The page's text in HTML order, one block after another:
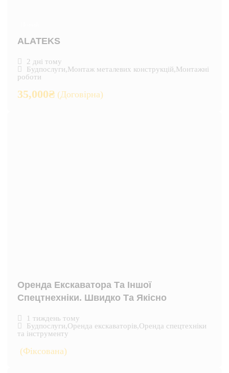
ALATEKS
2 дні тому
Будпослуги,Монтаж металевих конструкцій,Монтажні
роботи
35,000₴ (Договірна)
Оренда Екскаватора Та Іншої
Спецтнехніки. Швидко Та Якісно
1 тиждень тому
Будпослуги,Оренда екскаваторів,Оренда спецтехніки
та інструменту
(Фіксована)